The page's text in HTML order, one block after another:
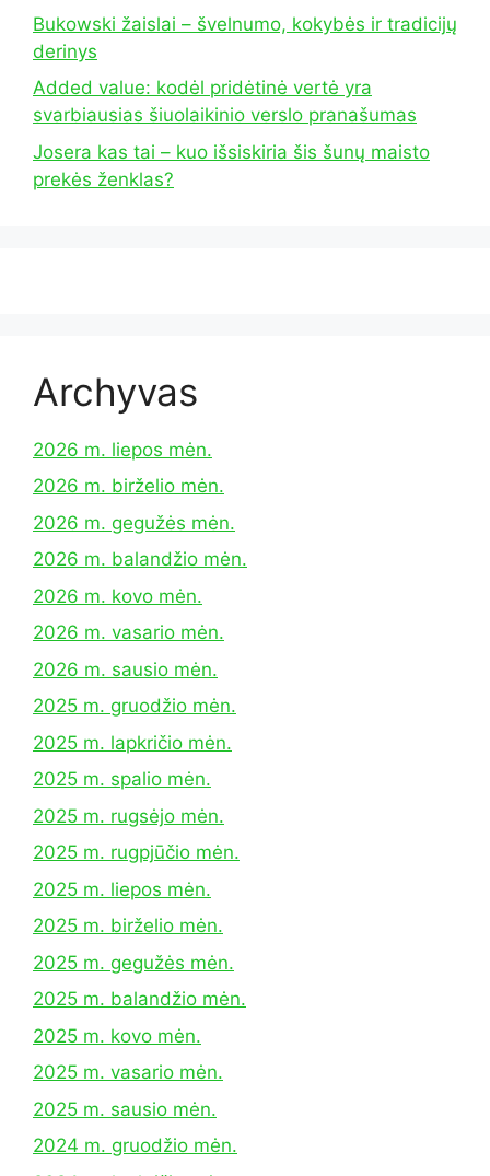
Bukowski žaislai – švelnumo, kokybės ir tradicijų
derinys
Added value: kodėl pridėtinė vertė yra
svarbiausias šiuolaikinio verslo pranašumas
Josera kas tai – kuo išsiskiria šis šunų maisto
prekės ženklas?
Archyvas
2026 m. liepos mėn.
2026 m. birželio mėn.
2026 m. gegužės mėn.
2026 m. balandžio mėn.
2026 m. kovo mėn.
2026 m. vasario mėn.
2026 m. sausio mėn.
2025 m. gruodžio mėn.
2025 m. lapkričio mėn.
2025 m. spalio mėn.
2025 m. rugsėjo mėn.
2025 m. rugpjūčio mėn.
2025 m. liepos mėn.
2025 m. birželio mėn.
2025 m. gegužės mėn.
2025 m. balandžio mėn.
2025 m. kovo mėn.
2025 m. vasario mėn.
2025 m. sausio mėn.
2024 m. gruodžio mėn.